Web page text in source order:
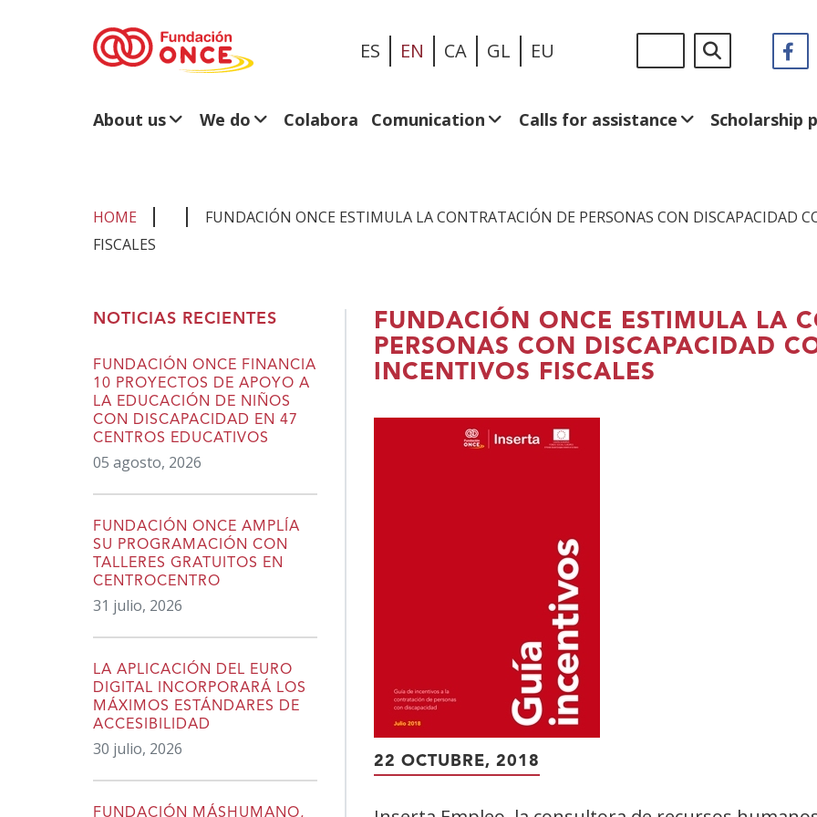
ES EN CA GL EU
en: in
About us We do Colabora Comunication Calls for assistance Scholarship
HOME
FUNDACIÓN ONCE ESTIMULA LA CONTRATACIÓN DE PERSONAS CON DISCAPACIDAD
FISCALES
FUNDACIÓN ONCE ESTIMULA LA
PERSONAS CON DISCAPACIDAD
INCENTIVOS FISCALES
22 OCTUBRE, 2018
NOTICIAS RECIENTES
FUNDACIÓN ONCE FINANCIA
10 PROYECTOS DE APOYO A
LA EDUCACIÓN DE NIÑOS
CON DISCAPACIDAD EN 47
CENTROS EDUCATIVOS
05 agosto, 2026
FUNDACIÓN ONCE AMPLÍA
SU PROGRAMACIÓN CON
TALLERES GRATUITOS EN
CENTROCENTRO
31 julio, 2026
LA APLICACIÓN DEL EURO
DIGITAL INCORPORARÁ LOS
MÁXIMOS ESTÁNDARES DE
ACCESIBILIDAD
30 julio, 2026
FUNDACIÓN MÁSHUMANO,